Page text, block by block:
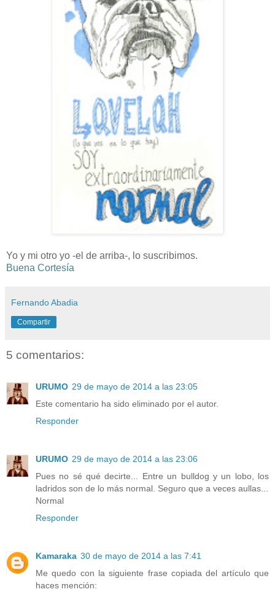
Yo y mi otro yo -el de arriba-, lo suscribimos.
Buena Cortesía
Fernando Abadia
Compartir
5 comentarios:
URUMO 29 de mayo de 2014 a las 23:05
Este comentario ha sido eliminado por el autor.
Responder
URUMO 29 de mayo de 2014 a las 23:06
Pues no sé qué decirte... Entre un bulldog y un lobo, los
ladridos son de lo más normal. Seguro que a veces aullas...
Normal
Responder
Kamaraka 30 de mayo de 2014 a las 7:41
Me quedo con la siguiente frase copiada del artículo que
haces mención: